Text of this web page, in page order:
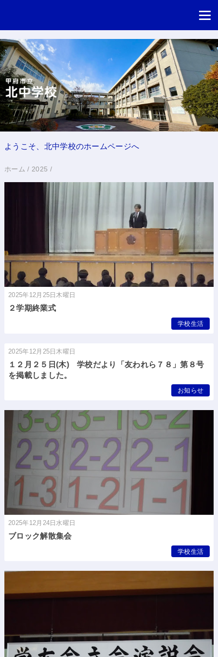
ようこそ、北中学校のホームページへ
ホーム / 2025 /
2025年12月25日木曜日
２学期終業式
学校生活
2025年12月25日木曜日
１２月２５日(木) 学校だより「友われら７８」第８号
を掲載しました。
お知らせ
2025年12月24日水曜日
ブロック解散集会
学校生活